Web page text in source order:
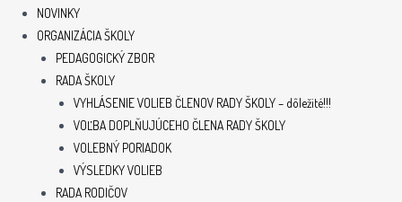
NOVINKY
ORGANIZÁCIA ŠKOLY
PEDAGOGICKÝ ZBOR
RADA ŠKOLY
VYHLÁSENIE VOLIEB ČLENOV RADY ŠKOLY – dôležité!!!
VOĽBA DOPLŇUJÚCEHO ČLENA RADY ŠKOLY
VOLEBNÝ PORIADOK
VÝSLEDKY VOLIEB
RADA RODIČOV